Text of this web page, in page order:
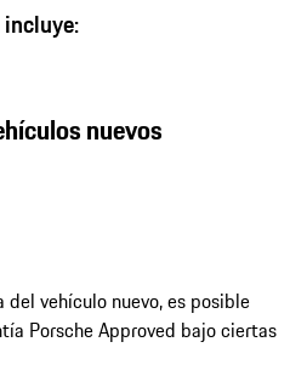
nuevos
vehículo nuevo, es posible
Porsche Approved bajo ciertas